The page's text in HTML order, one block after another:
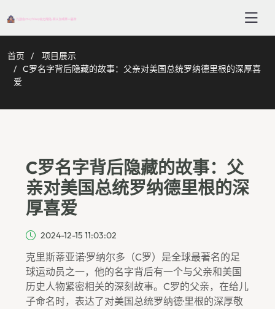
首页
项目展示
C罗名字背后隐藏的故事：父亲对美国总统罗纳德里根的深厚喜
爱
C罗名字背后隐藏的故事：父
亲对美国总统罗纳德里根的深
厚喜爱
2024-12-15 11:03:02
克里斯蒂亚诺·罗纳尔多（C罗）是全球最著名的足
球运动员之一，他的名字背后有一个与父亲和美国
历史人物紧密相关的深刻故事。C罗的父亲，在给儿
子命名时，表达了对美国总统罗纳德·里根的深厚敬